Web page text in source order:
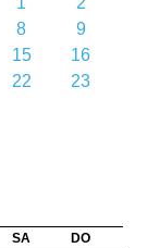
8
9
15
16
22
23
SA DO